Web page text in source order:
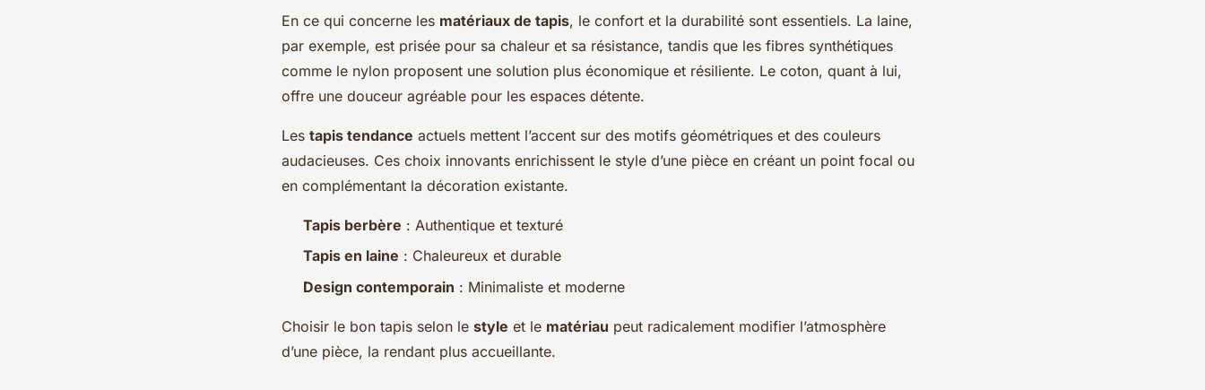
En ce qui concerne les matériaux de tapis, le confort et la durabilité sont essentiels. La laine,
par exemple, est prisée pour sa chaleur et sa résistance, tandis que les fibres synthétiques
comme le nylon proposent une solution plus économique et résiliente. Le coton, quant à lui,
offre une douceur agréable pour les espaces détente.
Les tapis tendance actuels mettent l’accent sur des motifs géométriques et des couleurs
audacieuses. Ces choix innovants enrichissent le style d’une pièce en créant un point focal ou
en complémentant la décoration existante.
Tapis berbère : Authentique et texturé
Tapis en laine : Chaleureux et durable
Design contemporain : Minimaliste et moderne
Choisir le bon tapis selon le style et le matériau peut radicalement modifier l’atmosphère
d’une pièce, la rendant plus accueillante.